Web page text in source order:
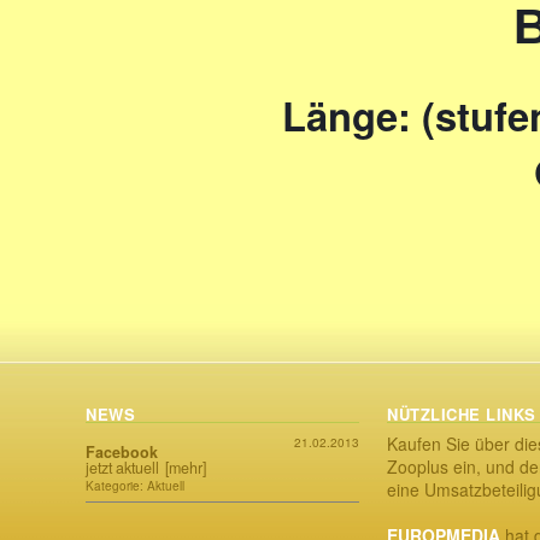
Länge:
NEWS
21.02.2013
Facebook
jetzt aktuell [mehr]
Kategorie: Aktuell
NÜTZLICHE LINKS
Kaufen Sie über
Zooplus ein, und
eine
EUROPMEDIA hat